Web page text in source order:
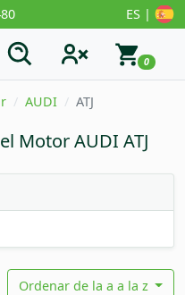
ES |
0
AUDI ATJ
Motor AUDI ATJ
Ordenar de la a a la z